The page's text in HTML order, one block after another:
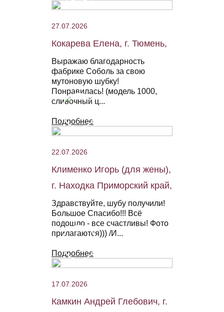
27.07.2026
Кокарева Елена, г. Тюмень,
Выражаю благодарность
фабрике Соболь за свою
мутоновую шубку!
Понравилась! (модель 1000,
сливочный ц...
Подробнее
22.07.2026
Клименко Игорь (для жены),
г. Находка Приморский край,
Здравствуйте, шубу получили!
Большое Спасибо!!! Всё
подошло - все счастливы! Фото
прилагаются))) /И...
Подробнее
17.07.2026
Камкин Андрей Глебович, г.